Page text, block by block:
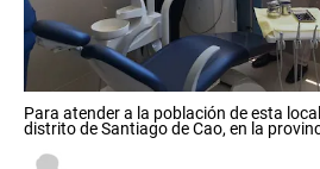
Para atender a la población de esta
distrito de Santiago de Cao, en la